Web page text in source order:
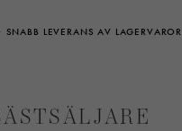
SNABB LEVERANS AV LAGERVAROR